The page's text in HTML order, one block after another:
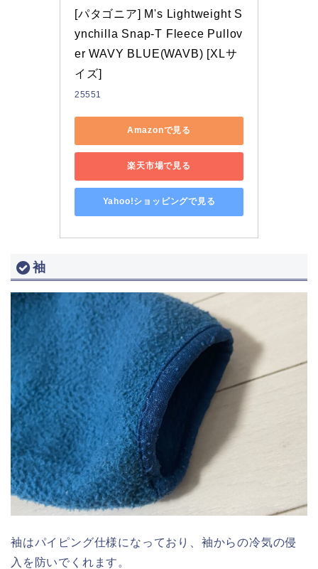
[パタゴニア] M's Lightweight S
ynchilla Snap-T Fleece Pullov
er WAVY BLUE(WAVB) [XLサ
イズ]
25551
Amazonで見る
楽天市場で見る
Yahoo!ショッピングで見る
袖
袖はパイピング仕様になっており、袖からの冷気の侵
入を防いでくれます。